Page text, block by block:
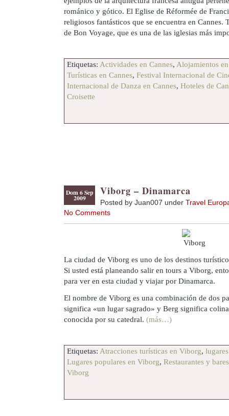
románico y gótico. El Eglise de Réformée de
religiosos fantásticos que se encuentra en Cannes.
de Bon Voyage, que es una de las iglesias más
Etiquetas: Actividades en Cannes, Alojamientos
Turísticas en Cannes, Festival Internacional de
Internacional de Danza en Cannes, Hoteles de
Croisette
Dom 6 Sep
2009
Viborg – Dinamarca
Posted by Juan007 under Travel
No Comments
La ciudad de Viborg es uno de los destinos
Si usted está planeando salir en tours a Viborg,
para ver en esta ciudad y viajar por Dinamarca.
El nombre de Viborg es una combinación de dos
significa «un lugar sagrado» y Berg significa
conocida por su catedral. (más…)
Etiquetas: Atracciones turísticas en Viborg,
Lugares populares en Viborg, Restaurantes y
Viborg